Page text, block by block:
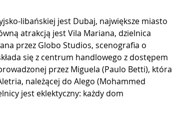
libańskiej jest Dubaj, największe miasto
atrakcją jest Vila Mariana, dzielnica
przez Globo Studios, scenografia o
się z centrum handlowego z dostępem
przez Miguela (Paulo Betti), która
należącej do Alego (Mohammed
jest eklektyczny: każdy dom